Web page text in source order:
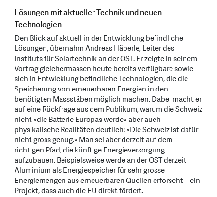
Lösungen mit aktueller Technik und neuen
Technologien
Den Blick auf aktuell in der Entwicklung befindliche
Lösungen, übernahm Andreas Häberle, Leiter des
Instituts für Solartechnik an der OST. Er zeigte in seinem
Vortrag gleichermassen heute bereits verfügbare sowie
sich in Entwicklung befindliche Technologien, die die
Speicherung von erneuerbaren Energien in den
benötigten Massstäben möglich machen. Dabei macht er
auf eine Rückfrage aus dem Publikum, warum die Schweiz
nicht «die Batterie Europas werde» aber auch
physikalische Realitäten deutlich: «Die Schweiz ist dafür
nicht gross genug.» Man sei aber derzeit auf dem
richtigen Pfad, die künftige Energieversorgung
aufzubauen. Beispielsweise werde an der OST derzeit
Aluminium als Energiespeicher für sehr grosse
Energiemengen aus erneuerbaren Quellen erforscht – ein
Projekt, dass auch die EU direkt fördert.